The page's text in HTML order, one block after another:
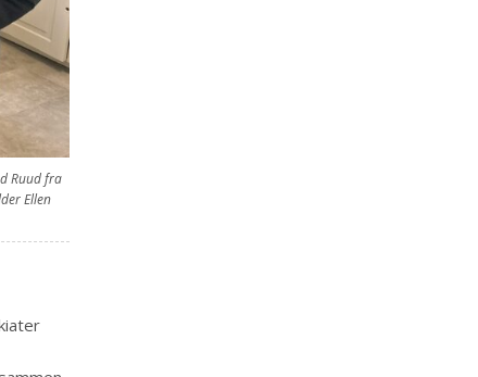
Ruud fra
Ellen